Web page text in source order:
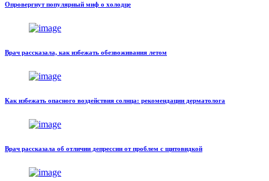
Опровергнут популярный миф о холодце
Врач рассказала, как избежать обезвоживания летом
Как избежать опасного воздействия солнца: рекомендации дерматолога
Врач рассказала об отличии депрессии от проблем с щитовидкой